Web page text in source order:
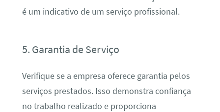
é um indicativo de um serviço profissional.
5. Garantia de Serviço
Verifique se a empresa oferece garantia pelos
serviços prestados. Isso demonstra confiança
no trabalho realizado e proporciona